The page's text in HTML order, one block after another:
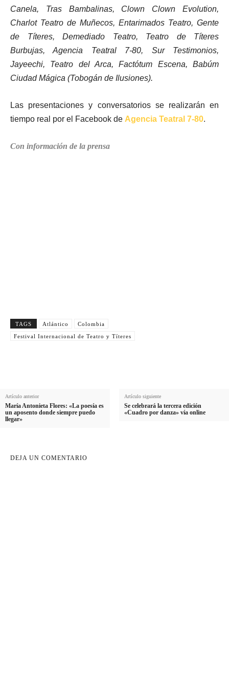
Canela, Tras Bambalinas, Clown Clown Evolution,
Charlot Teatro de Muñecos, Entarimados Teatro, Gente
de Títeres, Demediado Teatro, Teatro de Títeres
Burbujas, Agencia Teatral 7-80, Sur Testimonios,
Jayeechi, Teatro del Arca, Factótum Escena, Babúm
Ciudad Mágica (Tobogán de Ilusiones).
Las presentaciones y conversatorios se realizarán en
tiempo real por el Facebook de Agencia Teatral 7-80.
Con información de la prensa
d
lTAGS Atlántico
Colombia
Festival Internacional de Teatro y Títeres
Artículo anterior
María Antonieta Flores: «La poesía es
un aposento donde siempre puedo
llegar»
Artículo siguiente
Se celebrará la tercera edición
«Cuadro por danza» vía online
DEJA UN COMENTARIO